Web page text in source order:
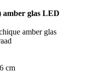
amber glas LED
amber glas
cm